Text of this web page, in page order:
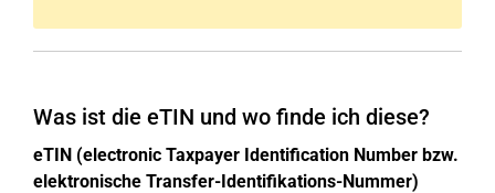
Was ist die eTIN und wo finde ich diese?
eTIN (electronic Taxpayer Identification Number bzw.
elektronische Transfer-Identifikations-Nummer)